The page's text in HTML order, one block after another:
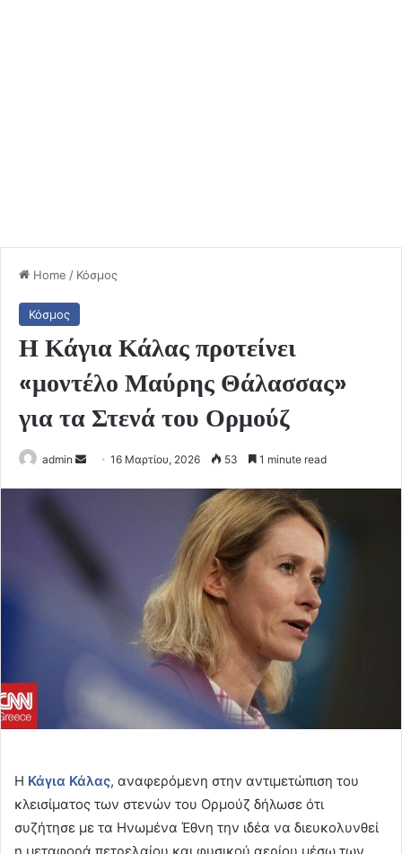
Home / Κόσμος
Κόσμος
Η Κάγια Κάλας προτείνει
«μοντέλο Μαύρης Θάλασσας»
για τα Στενά του Ορμούζ
admin
Send16 Μαρτίου, 2026 53 1 minute read
Η Κάγια Κάλας, αναφερόμενη στην αντιμετώπιση του
κλεισίματος των στενών του Ορμούζ δήλωσε ότι
συζήτησε με τα Ηνωμένα Έθνη την ιδέα να διευκολυνθεί